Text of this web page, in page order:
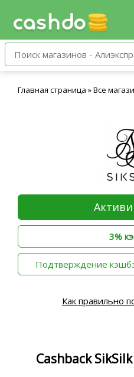
Главная страница »Все
3%
‫Подтверждение
Как правильно